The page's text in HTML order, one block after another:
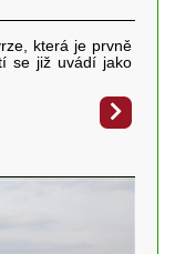
která je prvně
se již uvádí jako